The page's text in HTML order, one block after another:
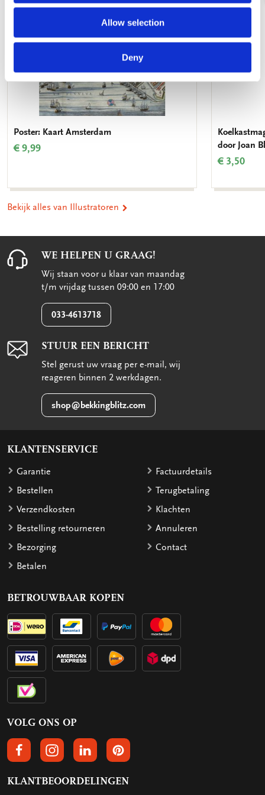
Allow selection
Deny
Poster: Kaart Amsterdam
€ 9,99
door Joan
€ 3,50
Bekijk alles van Illustratoren
WE HELPEN U GRAAG!
Wij staan voor u klaar van maandag
t/m vrijdag tussen 09:00 en 17:00
033-4613718
STUUR EEN BERICHT
Stel gerust uw vraag per e-mail, wij
reageren binnen 2 werkdagen.
shop@bekkingblitz.com
KLANTENSERVICE
Garantie
Bestellen
Verzendkosten
Bestelling retourneren
Bezorging
Betalen
Factuurdetails
Terugbetaling
Klachten
Annuleren
Contact
BETROUWBAAR KOPEN
VOLG ONS OP
VOLGS ONS OP FACEBOOK
VOLG ONS OP INSTAGRAM
VOLG ONS OP LINKEDIN
VOLG ONS OP PINTEREST
KLANTBEOORDELINGEN